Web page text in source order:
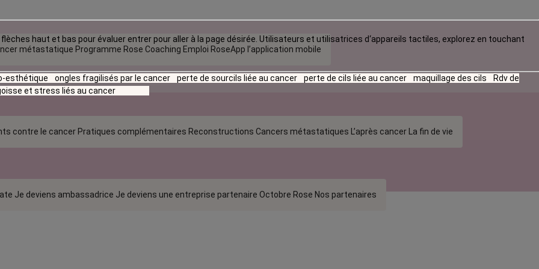
métastatique Programme Rose Coaching Emploi RoseApp l’application mobile
contre le cancer Pratiques complémentaires Reconstructions Cancers métastatiques L’après cancer La fin de vie
Je deviens ambassadrice Je deviens une entreprise partenaire Octobre Rose Nos partenaires
haut et bas pour évaluer entrer pour aller à la page désirée. Utilisateurs et utilisatrices d‘appareils tactiles, explorez en touchant
esthétique ongles fragilisés par le cancer perte de sourcils liée au cancer perte de cils liée au cancer maquillage des cils
Rdv de
et stress liés au cancer